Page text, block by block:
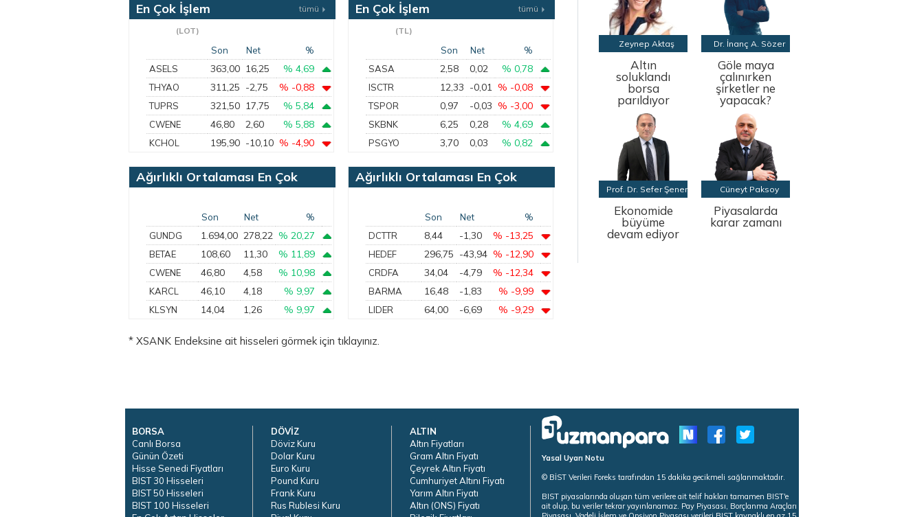
En Çok İşlem
(LOT)
tümü
Son Net
%
ASELS
363,00 16,25 % 4,69
THYAO 311,25 -2,75 % -0,88
TUPRS 321,50 17,75 % 5,84
CWENE 46,80 2,60 % 5,88
KCHOL 195,90 -10,10 % -4,90
En Çok İşlem
(TL)
tümü
Son Net
%
SASA
2,58 0,02 % 0,78
ISCTR 12,33 -0,01 % -0,08
TSPOR 0,97 -0,03 % -3,00
SKBNK 6,25 0,28 % 4,69
PSGYO 3,70 0,03 % 0,82
Ağırlıklı Ortalaması En Çok
Son Net
%
GUNDG
1.694,00 278,22 % 20,27
BETAE 108,60 11,30 % 11,89
CWENE 46,80 4,58 % 10,98
KARCL 46,10 4,18 % 9,97
KLSYN 14,04 1,26 % 9,97
Ağırlıklı Ortalaması En Çok
Son Net
%
DCTTR
8,44 -1,30 % -13,25
HEDEF 296,75 -43,94 % -12,90
CRDFA 34,04 -4,79 % -12,34
BARMA 16,48 -1,83 % -9,99
LIDER 64,00 -6,69 % -9,29
* XSANK Endeksine ait hisseleri görmek için tıklayınız.
Zeynep Aktaş
Altın
soluklandı
borsa
parıldıyor
Dr. İnanç A. Sözer
Göle maya
çalınırken
şirketler ne
yapacak?
Prof. Dr. Sefer Şener
Ekonomide
büyüme
devam ediyor
Cüneyt Paksoy
Piyasalarda
karar zamanı
BORSA
Canlı Borsa
Günün Özeti
Hisse Senedi Fiyatları
BIST 30 Hisseleri
BIST 50 Hisseleri
BIST 100 Hisseleri
DÖVİZ
Döviz Kuru
Dolar Kuru
Euro Kuru
Pound Kuru
Frank Kuru
Rus Rublesi Kuru
ALTIN
Altın Fiyatları
Gram Altın Fiyatı
Çeyrek Altın Fiyatı
Cumhuriyet Altını Fiyatı
Yarım Altın Fiyatı
Altın (ONS) Fiyatı
Yasal Uyarı Notu
© BİST Verileri Foreks tarafından 15 dakika gecikmeli sağlanmaktadır.
BIST piyasalarında oluşan tüm verilere ait telif hakları tamamen BIST'e
ait olup, bu veriler tekrar yayınlanamaz. Pay Piyasası, Borçlanma Araçları